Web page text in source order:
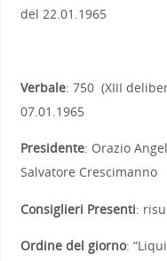
del 22.01.1965
Verbale: 750 (XIII
07.01.1965
Presidente: Orazio
Salvatore Crescimanno
Consiglieri Presenti:
Ordine del giorno: